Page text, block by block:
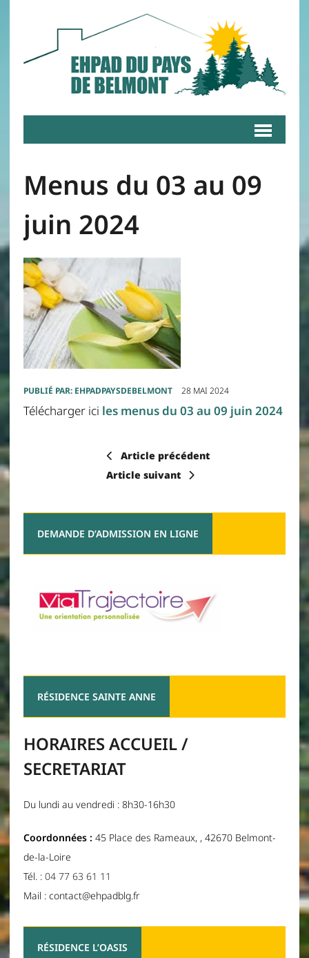
Menus du 03 au 09
juin 2024
PUBLIÉ PAR: EHPADPAYSDEBELMONT 28 MAI 2024
Télécharger ici les menus du 03 au 09 juin 2024
Article précédent
Article suivant
DEMANDE D’ADMISSION EN LIGNE
RÉSIDENCE SAINTE ANNE
HORAIRES ACCUEIL /
SECRETARIAT
Du lundi au vendredi : 8h30-16h30
Coordonnées : 45 Place des Rameaux, , 42670 Belmont-
de-la-Loire
Tél. : 04 77 63 61 11
Mail : contact@ehpadblg.fr
RÉSIDENCE L’OASIS